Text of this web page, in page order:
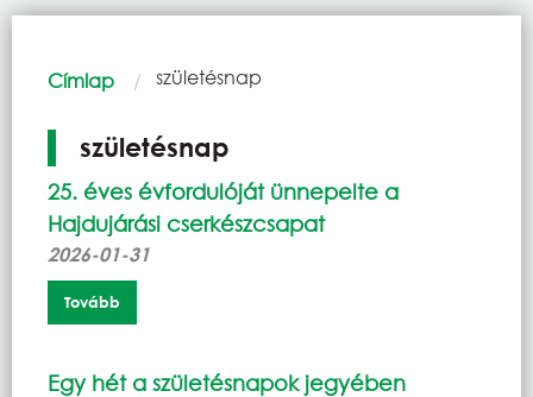
navigáció
Morzsa
Címlap Current:
születésnap
születésnap
25. éves évfordulóját ünnepelte a
Hajdujárási cserkészcsapat
2026-01-31
Tovább
Egy hét a születésnapok jegyében